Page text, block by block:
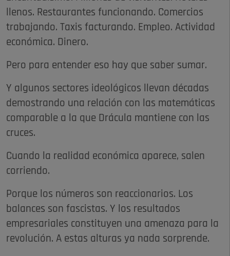
llenos. Restaurantes funcionando. Comercios
trabajando. Taxis facturando. Empleo. Actividad
económica. Dinero.
Pero para entender eso hay que saber sumar.
Y algunos sectores ideológicos llevan décadas
demostrando una relación con las matemáticas
comparable a la que Drácula mantiene con las
cruces.
Cuando la realidad económica aparece, salen
corriendo.
Porque los números son reaccionarios. Los
balances son fascistas. Y los resultados
empresariales constituyen una amenaza para la
revolución. A estas alturas ya nada sorprende.